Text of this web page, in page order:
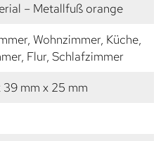
– Metallfuß orange
Wohnzimmer, Küche,
Flur, Schlafzimmer
39 mm x 25 mm